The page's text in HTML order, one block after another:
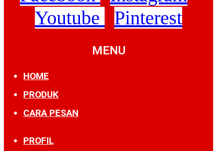
Youtube
Pinterest
MENU
HOME
PRODUK
CARA PESAN
PROFIL